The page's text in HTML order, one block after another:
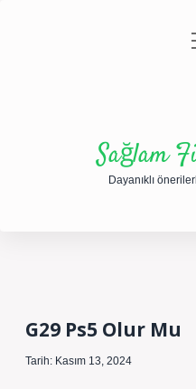
Gizlilik
Sağlam
Dayanıklı
G29 Ps5 Olur Mu
Tarih: Kasım 13, 2024